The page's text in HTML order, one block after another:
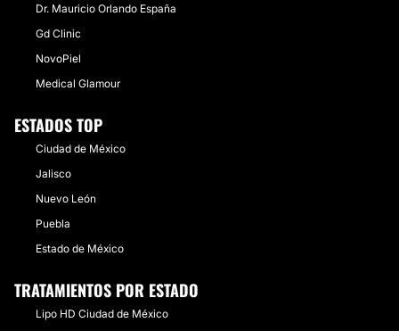
Dr. Mauricio Orlando España
Gd Clinic
NovoPiel
Medical Glamour
ESTADOS TOP
Ciudad de México
Jalisco
Nuevo León
Puebla
Estado de México
TRATAMIENTOS POR ESTADO
Lipo HD Ciudad de México